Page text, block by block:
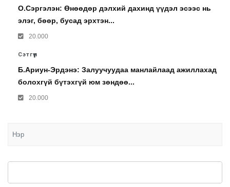
О.Сэргэлэн: Өнөөдөр дэлхий дахинд үүдэл эсээс нь
элэг, бөөр, бусад эрхтэн...
20.000
Сэтгүүл
Б.Ариун-Эрдэнэ: Залуучуудаа манлайлаад ажиллахад
болохгүй бүтэхгүй юм зөндөө...
20.000